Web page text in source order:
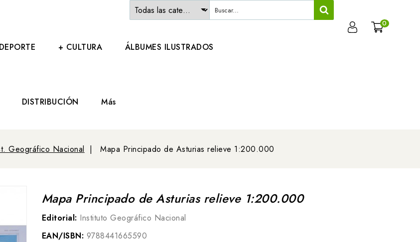
0
DEPORTE + CULTURA ÁLBUMES ILUSTRADOS
DISTRIBUCIÓN Más
Geográfico Nacional Mapa Principado de Asturias relieve 1:200.000
Mapa Principado de Asturias relieve 1:200.000
Editorial: Instituto Geográfico Nacional
EAN/ISBN: 9788441665590